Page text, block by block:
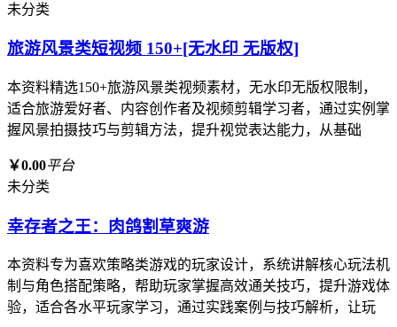
未分类
旅游风景类短视频 150+[无水印 无版权]
本资料精选150+旅游风景类视频素材，无水印无版权限制，
适合旅游爱好者、内容创作者及视频剪辑学习者，通过实例掌
握风景拍摄技巧与剪辑方法，提升视觉表达能力，从基础
￥0.00平台
未分类
幸存者之王：肉鸽割草爽游
本资料专为喜欢策略类游戏的玩家设计，系统讲解核心玩法机
制与角色搭配策略，帮助玩家掌握高效通关技巧，提升游戏体
验，适合各水平玩家学习，通过实践案例与技巧解析，让玩